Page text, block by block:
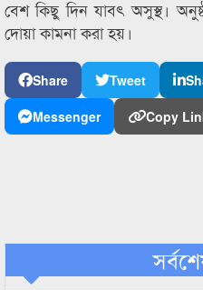
বেশ কিছু দিন যাবৎ অসুস্থ।
দোয়া কামনা করা হয়।
Share Tweet
Messenger
Copy